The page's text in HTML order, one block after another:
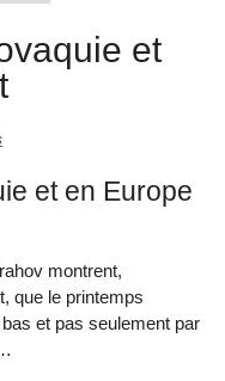
et
et en Europe
montrent,
que le printemps
et pas seulement par